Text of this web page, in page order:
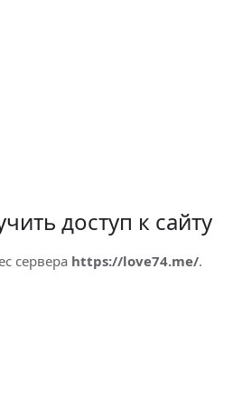
доступ к сайту
сервера https://love74.me/.